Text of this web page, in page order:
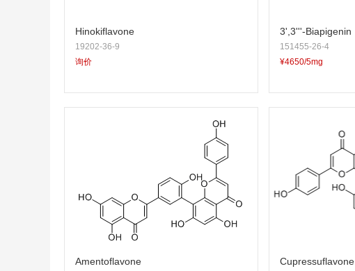
Hinokiflavone
19202-36-9
询价
3',3'''-Biapigenin
151455-26-4
¥4650/5mg
Amentoflavone Cupressuflavone